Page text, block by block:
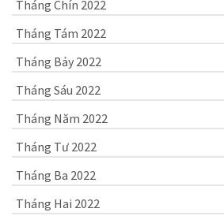
Tháng Chín 2022
Tháng Tám 2022
Tháng Bảy 2022
Tháng Sáu 2022
Tháng Năm 2022
Tháng Tư 2022
Tháng Ba 2022
Tháng Hai 2022